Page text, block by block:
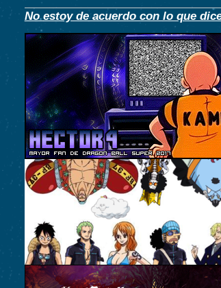
No estoy de acuerdo con lo que